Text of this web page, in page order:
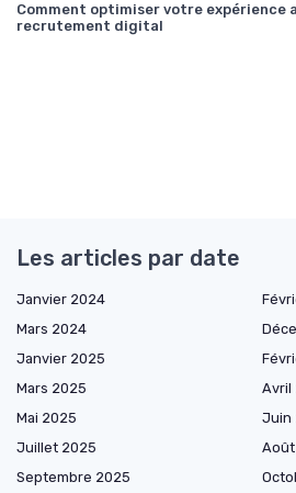
Comment optimiser votre expérience
recrutement digital
Les articles par date
Janvier 2024
Mars 2024
Janvier 2025
Mars 2025
Avril
Mai 2025
Juin
Juillet 2025
Septembre 2025